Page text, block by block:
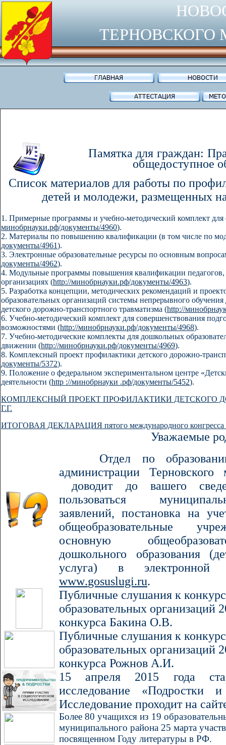
Н
ТЕРНОВСКОГО
Памятка для граждан:
общедоступное
Список материалов для работы по
детей и молодежи, размещенных
1. Примерные программы и учебно-методический комплект
минобрнауки.рф/документы/4960).
2. Материалы по повышению квалификации (в том числе по
документы/4961).
3. Электронные образовательные ресурсы по основным
документы/4962).
4. Модульные программы повышения квалификации
организациях (http://минобрнауки.рф/документы/4963).
5. Разработка концепции, методических рекомендаций и
образовательных организаций системы непрерывного
детского дорожно-транспортного травматизма (http://
6. Учебно-методический комплект для совершенствования
возможностями (http://минобрнауки.рф/документы/4968).
7. Учебно-методические комплекты для дошкольных
движении (http://минобрнауки.рф/документы/4969).
8. Комплексный проект профилактики детского дорожно-
документы/5372).
9. Положение о федеральном экспериментальном центре
деятельности (http ://минобрнауки .рф/документы/5452).
КОМПЛЕКСНЫЙ ПРОЕКТ ПРОФИЛАКТИКИ ДЕТСКОГО
Г.Г.
ИТОГОВАЯ ДЕКЛАРАЦИЯ пятого международного конгресса
Уважаемые
Отдел по
администрации Терновского
доводит до вашего
пользоваться
заявлений, постановка на
общеобразовательные
основную
дошкольного образования
услуга) в
www.gosuslugi.ru.
Публичные слушания к
образовательных организаций
конкурса Бакина О.В.
Публичные слушания к
образовательных организаций
конкурса Рожнов А.И.
15 апреля 2015 года
исследование «Подростки и
Исследование проходит на
Более 80 учащихся из 19
муниципального района 25 марта
посвященном Году литературы в РФ.